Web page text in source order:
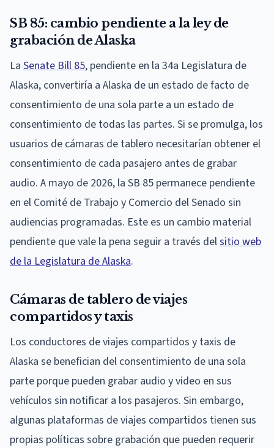
SB 85: cambio pendiente a la ley de
grabación de Alaska
La Senate Bill 85, pendiente en la 34a Legislatura de
Alaska, convertiría a Alaska de un estado de facto de
consentimiento de una sola parte a un estado de
consentimiento de todas las partes. Si se promulga, los
usuarios de cámaras de tablero necesitarían obtener el
consentimiento de cada pasajero antes de grabar
audio. A mayo de 2026, la SB 85 permanece pendiente
en el Comité de Trabajo y Comercio del Senado sin
audiencias programadas. Este es un cambio material
pendiente que vale la pena seguir a través delsitio web
de la Legislatura de Alaska.
Cámaras de tablero de viajes
compartidos y taxis
Los conductores de viajes compartidos y taxis de
Alaska se benefician del consentimiento de una sola
parte porque pueden grabar audio y video en sus
vehículos sin notificar a los pasajeros. Sin embargo,
algunas plataformas de viajes compartidos tienen sus
propias políticas sobre grabación que pueden requerir